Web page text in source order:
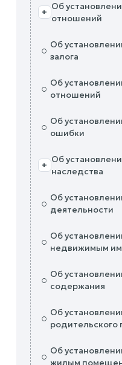
+
Об
отношений
○ Об
залога
○ Об
отношений
○ Об
ошибки
+
Об
наследства
○ Об
деятельности
○ Об
недвижимым
○ Об
содержания
○ Об
родительского
○ Об
жилым